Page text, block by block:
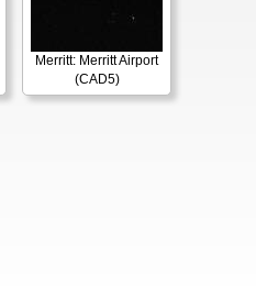
Merritt: Merritt Airport
(CAD5)